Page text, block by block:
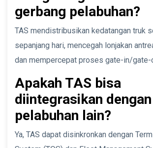
gerbang pelabuhan?
TAS mendistribusikan kedatangan truk
sepanjang hari, mencegah lonjakan
dan mempercepat proses gate-in/gate-
Apakah TAS bisa
diintegrasikan
pelabuhan lain?
Ya, TAS dapat disinkronkan dengan